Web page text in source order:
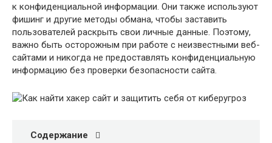
к конфиденциальной информации. Они также используют
фишинг и другие методы обмана, чтобы заставить
пользователей раскрыть свои личные данные. Поэтому,
важно быть осторожным при работе с неизвестными веб-
сайтами и никогда не предоставлять конфиденциальную
информацию без проверки безопасности сайта.
Содержание